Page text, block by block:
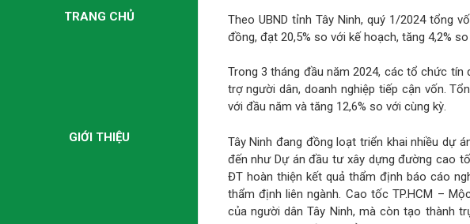
TRANG CHỦ
GIỚI THIỆU
Theo UBND tỉnh Tây Ninh, quý 1/2024 tổng
đồng, đạt 20,5% so với kế hoạch, tăng 4,2%
Trong 3 tháng đầu năm 2024, các tổ chức tín
trợ người dân, doanh nghiệp tiếp cận vốn.
với đầu năm và tăng 12,6% so với cùng kỳ.
Tây Ninh đang đồng loạt triển khai nhiều dự
đến như Dự án đầu tư xây dựng đường cao
ĐT hoàn thiện kết quả thẩm định báo cáo
thẩm định liên ngành. Cao tốc TP.HCM –
của người dân Tây Ninh, mà còn tạo thành